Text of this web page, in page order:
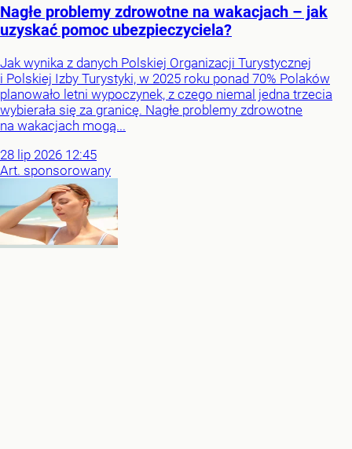
Nagłe problemy zdrowotne na wakacjach – jak
uzyskać pomoc ubezpieczyciela?
Jak wynika z danych Polskiej Organizacji Turystycznej
i Polskiej Izby Turystyki, w 2025 roku ponad 70% Polaków
planowało letni wypoczynek, z czego niemal jedna trzecia
wybierała się za granicę. Nagłe problemy zdrowotne
na wakacjach mogą...
28 lip 2026 12:45
Art. sponsorowany